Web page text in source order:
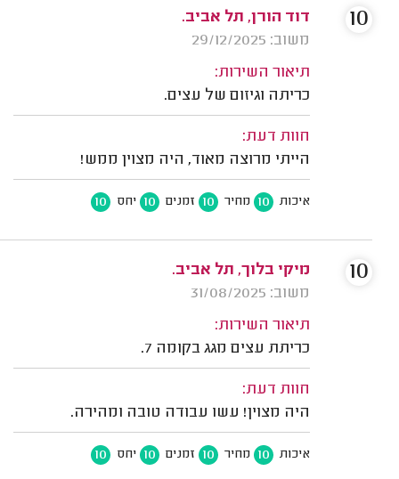
דוד הורן, תל אביב.
משוב: 29/12/2025
תיאור השירות:
כריתה וגיזום של עצים.
חוות דעת:
הייתי מרוצה מאוד, היה מצוין ממש!
איכות 10 מחיר 10 זמנים 10 יחס 10
10
מיקי בלוך, תל אביב.
משוב: 31/08/2025
תיאור השירות:
כריתת עצים מגג בקומה 7.
חוות דעת:
היה מצוין! עשו עבודה טובה ומהירה.
איכות 10 מחיר 10 זמנים 10 יחס 10
10